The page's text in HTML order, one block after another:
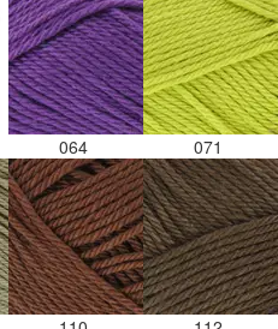
064 071